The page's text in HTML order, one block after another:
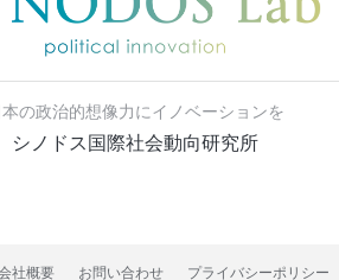
本の政治的想像力にイノベーションを
シノドス国際社会動向研究所
社概要 お問い合わせ プライバシーポリシー